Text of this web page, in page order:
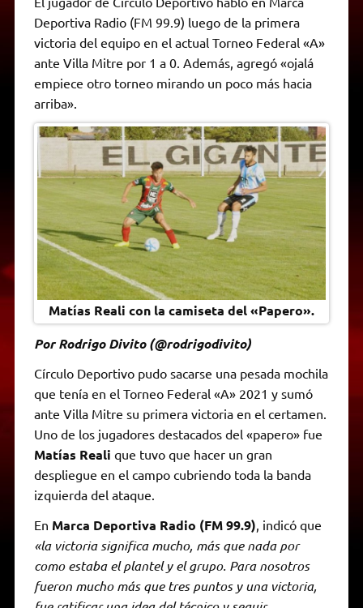
t
s
A
p
p
e
g
a
m
t
t
e
r
e
b
o
k
s
e
n
g
e
r
y
L
n
k
i
l
n
t
F
r
i
n
y
Deportiva Radio (FM 99.9) luego de la primera
victoria del equipo en el actual Torneo Federal «A»
ante Villa Mitre por 1 a 0. Además, agregó «ojalá
empiece otro torneo mirando un poco más hacia
arriba».
Matías Reali con la camiseta del «Papero».
Por Rodrigo Divito (@rodrigodivito)
Círculo Deportivo pudo sacarse una pesada mochila
que tenía en el Torneo Federal «A» 2021 y sumó
ante Villa Mitre su primera victoria en el certamen.
Uno de los jugadores destacados del «papero» fue
Matías Reali que tuvo que hacer un gran
despliegue en el campo cubriendo toda la banda
izquierda del ataque.
En Marca Deportiva Radio (FM 99.9) , indicó que
«la victoria significa mucho, más que nada por
como estaba el plantel y el grupo. Para nosotros
fueron mucho más que tres puntos y una victoria,